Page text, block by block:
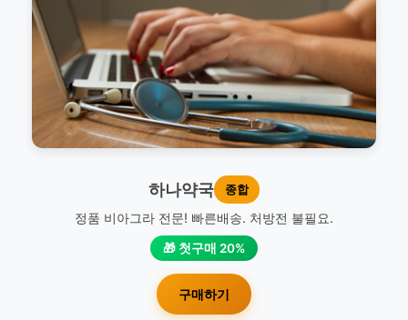
하나약국 종합
정품 비아그라 전문! 빠른배송. 처방전 불필요.
🎁 첫구매 20%
구매하기